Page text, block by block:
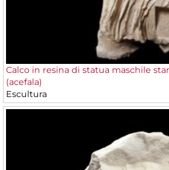
Calco in resina di statua maschile
(acefala)
Escultura